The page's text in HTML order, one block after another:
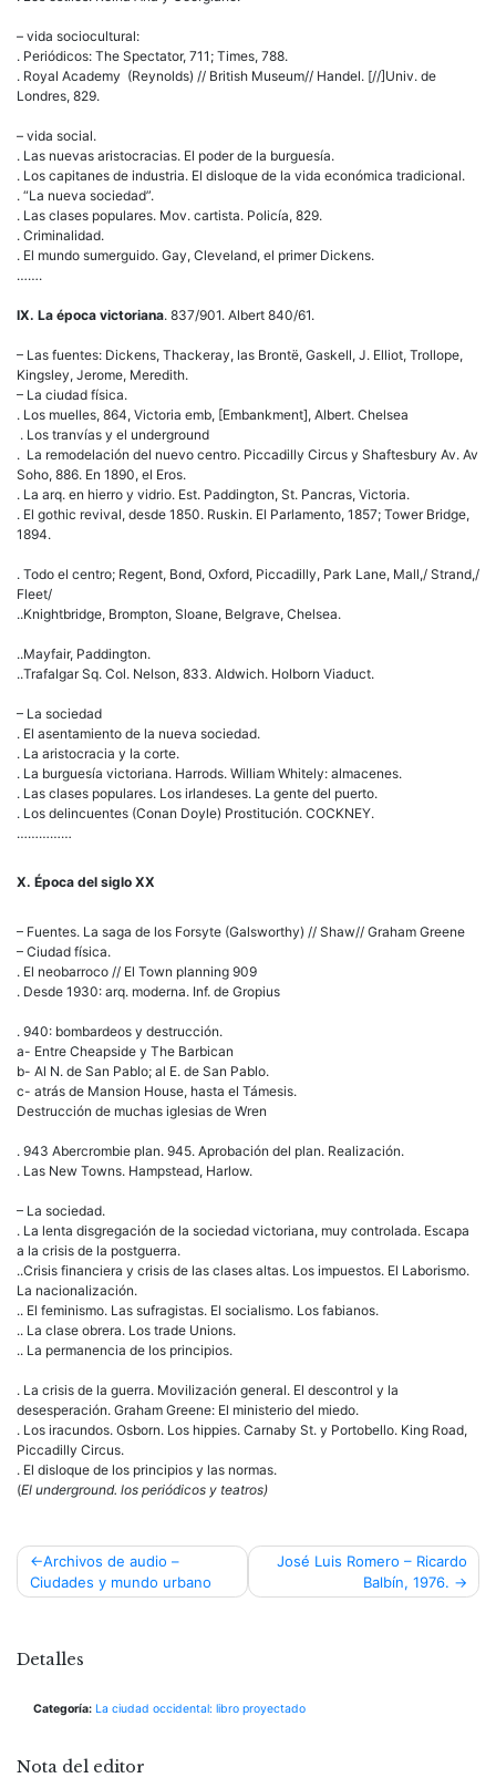
– vida sociocultural:
. Periódicos: The Spectator, 711; Times, 788.
. Royal Academy (Reynolds) // British Museum// Handel. [//]Univ. de
Londres, 829.
– vida social.
. Las nuevas aristocracias. El poder de la burguesía.
. Los capitanes de industria. El disloque de la vida económica tradicional.
. “La nueva sociedad”.
. Las clases populares. Mov. cartista. Policía, 829.
. Criminalidad.
. El mundo sumerguido. Gay, Cleveland, el primer Dickens.
…….
IX. La época victoriana. 837/901. Albert 840/61.
– Las fuentes: Dickens, Thackeray, las Brontë, Gaskell, J. Elliot, Trollope,
Kingsley, Jerome, Meredith.
– La ciudad física.
. Los muelles, 864, Victoria emb, [Embankment], Albert. Chelsea
. Los tranvías y el underground
. La remodelación del nuevo centro. Piccadilly Circus y Shaftesbury Av. Av
Soho, 886. En 1890, el Eros.
. La arq. en hierro y vidrio. Est. Paddington, St. Pancras, Victoria.
. El gothic revival, desde 1850. Ruskin. El Parlamento, 1857; Tower Bridge,
1894.
. Todo el centro; Regent, Bond, Oxford, Piccadilly, Park Lane, Mall,/ Strand,/
Fleet/
..Knightbridge, Brompton, Sloane, Belgrave, Chelsea.
..Mayfair, Paddington.
..Trafalgar Sq. Col. Nelson, 833. Aldwich. Holborn Viaduct.
– La sociedad
. El asentamiento de la nueva sociedad.
. La aristocracia y la corte.
. La burguesía victoriana. Harrods. William Whitely: almacenes.
. Las clases populares. Los irlandeses. La gente del puerto.
. Los delincuentes (Conan Doyle) Prostitución. COCKNEY.
……………
X. Época del siglo XX
– Fuentes. La saga de los Forsyte (Galsworthy) // Shaw// Graham Greene
– Ciudad física.
. El neobarroco // El Town planning 909
. Desde 1930: arq. moderna. Inf. de Gropius
. 940: bombardeos y destrucción.
a- Entre Cheapside y The Barbican
b- Al N. de San Pablo; al E. de San Pablo.
c- atrás de Mansion House, hasta el Támesis.
Destrucción de muchas iglesias de Wren
. 943 Abercrombie plan. 945. Aprobación del plan. Realización.
. Las New Towns. Hampstead, Harlow.
– La sociedad.
. La lenta disgregación de la sociedad victoriana, muy controlada. Escapa
a la crisis de la postguerra.
..Crisis financiera y crisis de las clases altas. Los impuestos. El Laborismo.
La nacionalización.
.. El feminismo. Las sufragistas. El socialismo. Los fabianos.
.. La clase obrera. Los trade Unions.
.. La permanencia de los principios.
. La crisis de la guerra. Movilización general. El descontrol y la
desesperación. Graham Greene: El ministerio del miedo.
. Los iracundos. Osborn. Los hippies. Carnaby St. y Portobello. King Road,
Piccadilly Circus.
. El disloque de los principios y las normas.
(El underground. los periódicos y teatros)
Navegación
de
Archivos de audio –
Ciudades y mundo urbano
José Luis Romero – Ricardo
Balbín, 1976.
Detalles
Categoría: La ciudad occidental: libro proyectado
Nota del editor